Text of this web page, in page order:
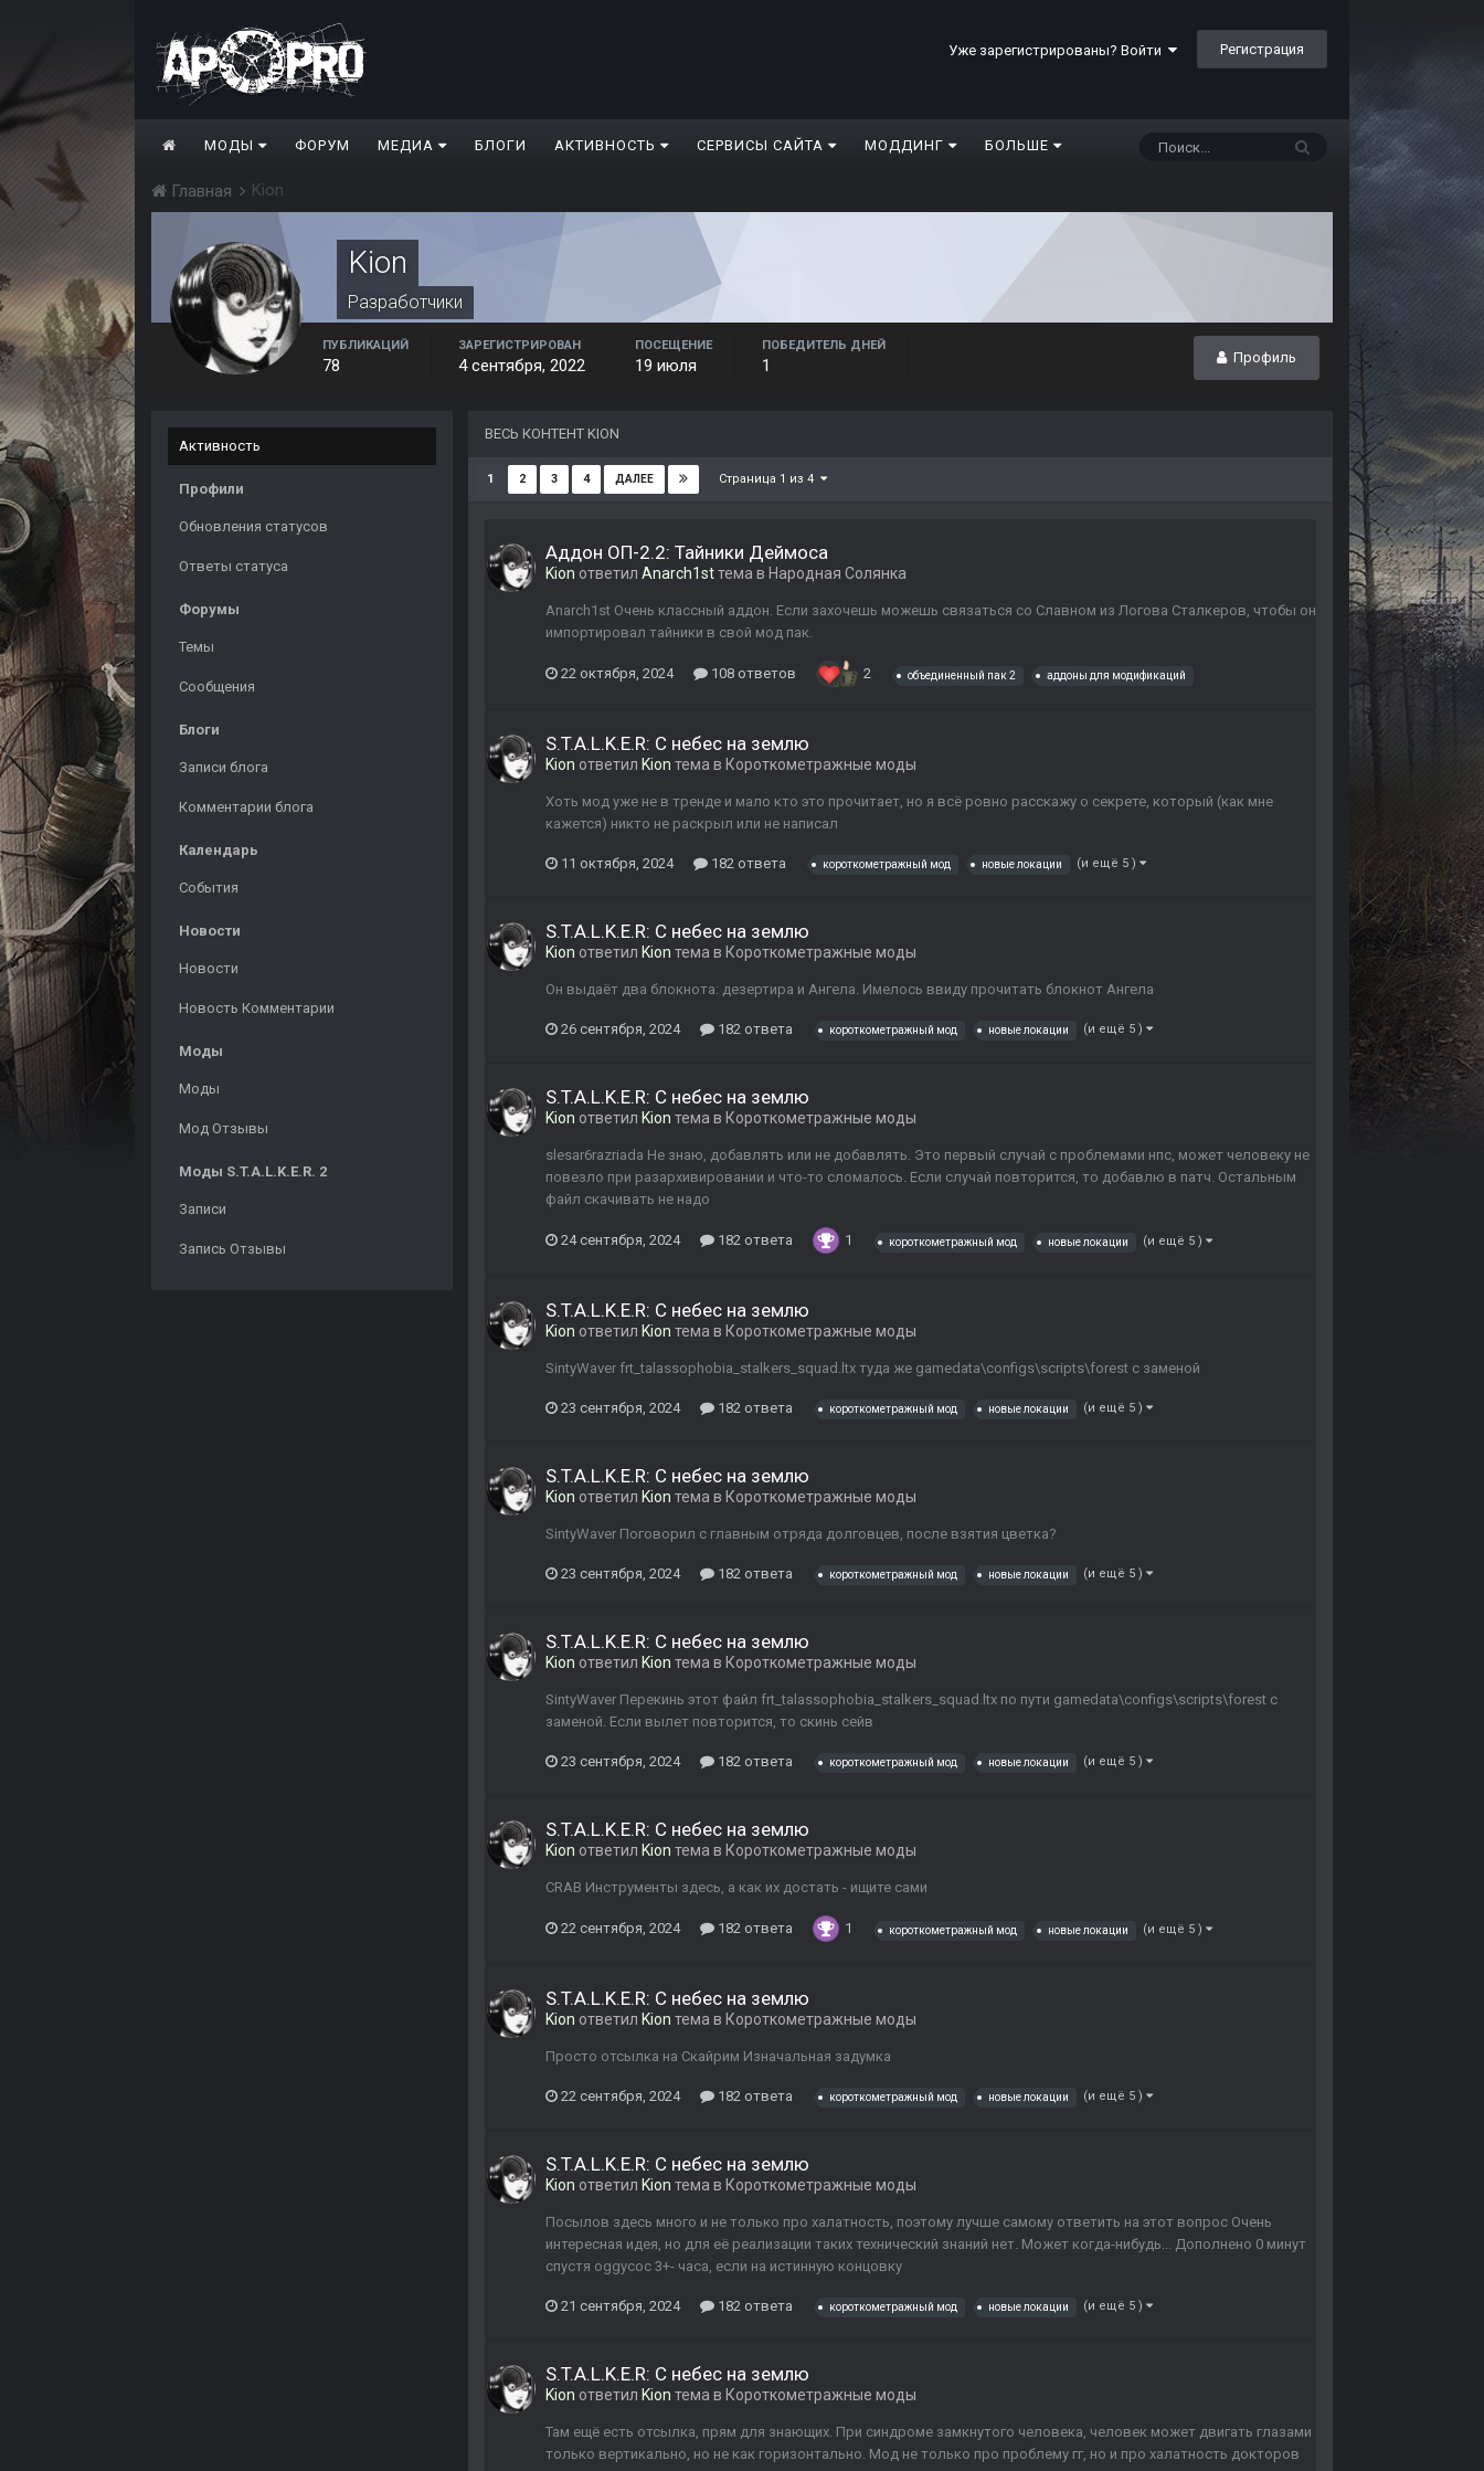
Уже зарегистрированы? Войти Регистрация
МОДЫ ФОРУМ МЕДИА БЛОГИ АКТИВНОСТЬ СЕРВИСЫ САЙТА МОДДИНГ БОЛЬШЕ
Главная Kion
Kion
Разработчики
Профиль
ПУБЛИКАЦИЙ
78
ЗАРЕГИСТРИРОВАН
4 сентября, 2022
ПОСЕЩЕНИЕ
19 июля
ПОБЕДИТЕЛЬ ДНЕЙ
1
Активность
Профили
Обновления статусов
Ответы статуса
Форумы
Темы
Сообщения
Блоги
Записи блога
Комментарии блога
Календарь
События
Новости
Новости
Новость Комментарии
Моды
Моды
Мод Отзывы
Моды S.T.A.L.K.E.R. 2
Записи
Запись Отзывы
ВЕСЬ КОНТЕНТ KION
1 2 3 4 ДАЛЕЕ Страница 1 из 4
Аддон ОП-2.2: Тайники Деймоса
Kion ответил Anarch1stтема в Народная Солянка
Anarch1st Очень классный аддон. Если захочешь можешь связаться со Славном из Логова Сталкеров, чтобы он
импортировал тайники в свой мод пак.
22 октября, 2024 108 ответов 2 объединенный пак 2 аддоны для модификаций
S.T.A.L.K.E.R: С небес на землю
Kion ответил Kion тема в Короткометражные моды
Хоть мод уже не в тренде и мало кто это прочитает, но я всё ровно расскажу о секрете, который (как мне
кажется) никто не раскрыл или не написал
11 октября, 2024 182 ответа короткометражный мод новые локации (и ещё 5 )
S.T.A.L.K.E.R: С небес на землю
Kion ответил Kion тема в Короткометражные моды
Он выдаёт два блокнота: дезертира и Ангела. Имелось ввиду прочитать блокнот Ангела
26 сентября, 2024 182 ответа короткометражный мод новые локации (и ещё 5 )
S.T.A.L.K.E.R: С небес на землю
Kion ответил Kion тема в Короткометражные моды
slesar6razriada Не знаю, добавлять или не добавлять. Это первый случай с проблемами нпс, может человеку не
повезло при разархивировании и что-то сломалось. Если случай повторится, то добавлю в патч. Остальным
файл скачивать не надо
24 сентября, 2024 182 ответа 1 короткометражный мод новые локации (и ещё 5 )
S.T.A.L.K.E.R: С небес на землю
Kion ответил Kion тема в Короткометражные моды
SintyWaver frt_talassophobia_stalkers_squad.ltx туда же gamedata\configs\scripts\forest с заменой
23 сентября, 2024 182 ответа короткометражный мод новые локации (и ещё 5 )
S.T.A.L.K.E.R: С небес на землю
Kion ответил Kion тема в Короткометражные моды
SintyWaver Поговорил с главным отряда долговцев, после взятия цветка?
23 сентября, 2024 182 ответа короткометражный мод новые локации (и ещё 5 )
S.T.A.L.K.E.R: С небес на землю
Kion ответил Kion тема в Короткометражные моды
SintyWaver Перекинь этот файл frt_talassophobia_stalkers_squad.ltx по пути gamedata\configs\scripts\forest с
заменой. Если вылет повторится, то скинь сейв
23 сентября, 2024 182 ответа короткометражный мод новые локации (и ещё 5 )
S.T.A.L.K.E.R: С небес на землю
Kion ответил Kion тема в Короткометражные моды
CRAB Инструменты здесь, а как их достать - ищите сами
22 сентября, 2024 182 ответа 1 короткометражный мод новые локации (и ещё 5 )
S.T.A.L.K.E.R: С небес на землю
Kion ответил Kion тема в Короткометражные моды
Просто отсылка на Скайрим Изначальная задумка
22 сентября, 2024 182 ответа короткометражный мод новые локации (и ещё 5 )
S.T.A.L.K.E.R: С небес на землю
Kion ответил Kion тема в Короткометражные моды
Посылов здесь много и не только про халатность, поэтому лучше самому ответить на этот вопрос Очень
интересная идея, но для её реализации таких технический знаний нет. Может когда-нибудь... Дополнено 0 минут
спустя oggycoc 3+- часа, если на истинную концовку
21 сентября, 2024 182 ответа короткометражный мод новые локации (и ещё 5 )
S.T.A.L.K.E.R: С небес на землю
Kion ответил Kion тема в Короткометражные моды
Там ещё есть отсылка, прям для знающих. При синдроме замкнутого человека, человек может двигать глазами
только вертикально, но не как горизонтально. Мод не только про проблему гг, но и про халатность докторов